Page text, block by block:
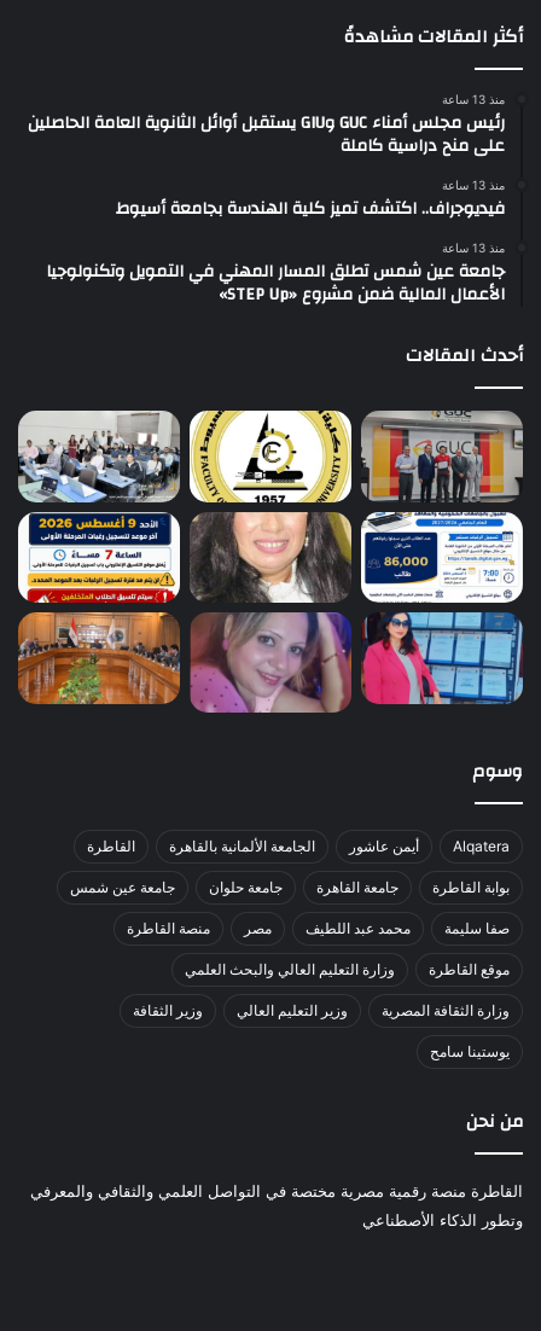
أكثر المقالات مشاهدةً
منذ 13 ساعة
رئيس مجلس أمناء GUC وGIU يستقبل أوائل الثانوية العامة الحاصلين
على منح دراسية كاملة
منذ 13 ساعة
فيديوجراف.. اكتشف تميز كلية الهندسة بجامعة أسيوط
منذ 13 ساعة
جامعة عين شمس تطلق المسار المهني في التمويل وتكنولوجيا
الأعمال المالية ضمن مشروع «STEP Up»
أحدث المقالات
وسوم
Alqatera أيمن عاشور الجامعة الألمانية بالقاهرة القاطرة
بوابة القاطرة جامعة القاهرة جامعة حلوان جامعة عين شمس
صفا سليمة محمد عبد اللطيف مصر منصة القاطرة
موقع القاطرة وزارة التعليم العالي والبحث العلمي
وزارة الثقافة المصرية وزير التعليم العالي وزير الثقافة
يوستينا سامح
من نحن
القاطرة منصة رقمية مصرية مختصة في التواصل العلمي والثقافي والمعرفي
وتطور الذكاء الأصطناعي